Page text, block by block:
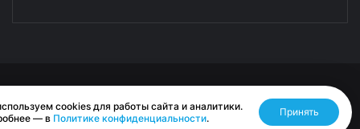
Разработано RASA
cookies для работы сайта и аналитики.
— в Политике конфиденциальности.
Принять